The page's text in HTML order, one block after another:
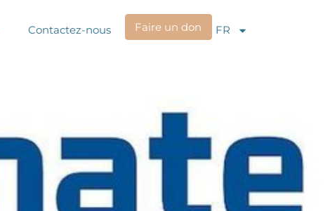
Contactez-nous Faire un don FR